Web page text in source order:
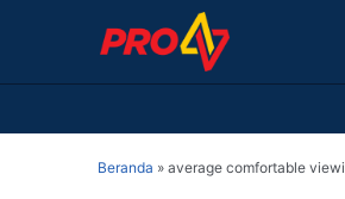
Beranda » average comfortable